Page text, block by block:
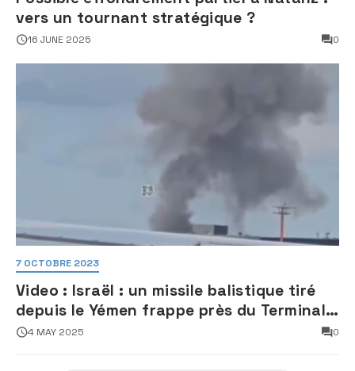
vers un tournant stratégique ?
16 JUNE 2025 0
7 OCTOBRE 2023
Video : Israël : un missile balistique tiré
depuis le Yémen frappe près du Terminal
3 de l’aéroport Ben Gourion
4 MAY 2025 0